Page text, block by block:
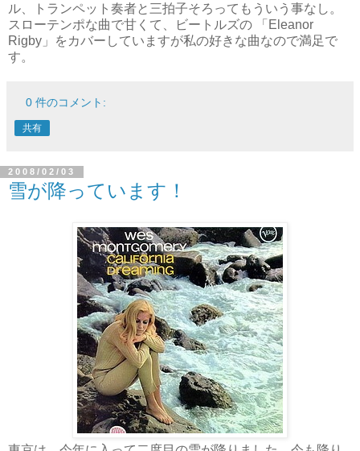
ル、トランペット奏者と三拍子そろってもういう事なし。
スローテンポな曲で甘くて、ビートルズの 「Eleanor
Rigby」をカバーしていますが私の好きな曲なので満足で
す。
0 件のコメント:
共有
2008/02/03
雪が降っています！